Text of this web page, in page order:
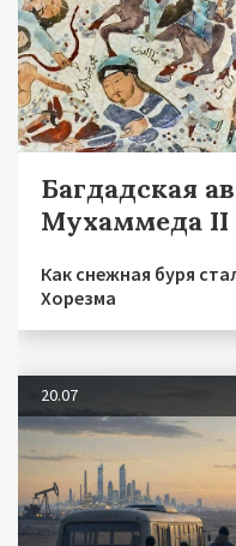
Багдадская
Мухаммеда II
Как снежная буря
Хорезма
20.07